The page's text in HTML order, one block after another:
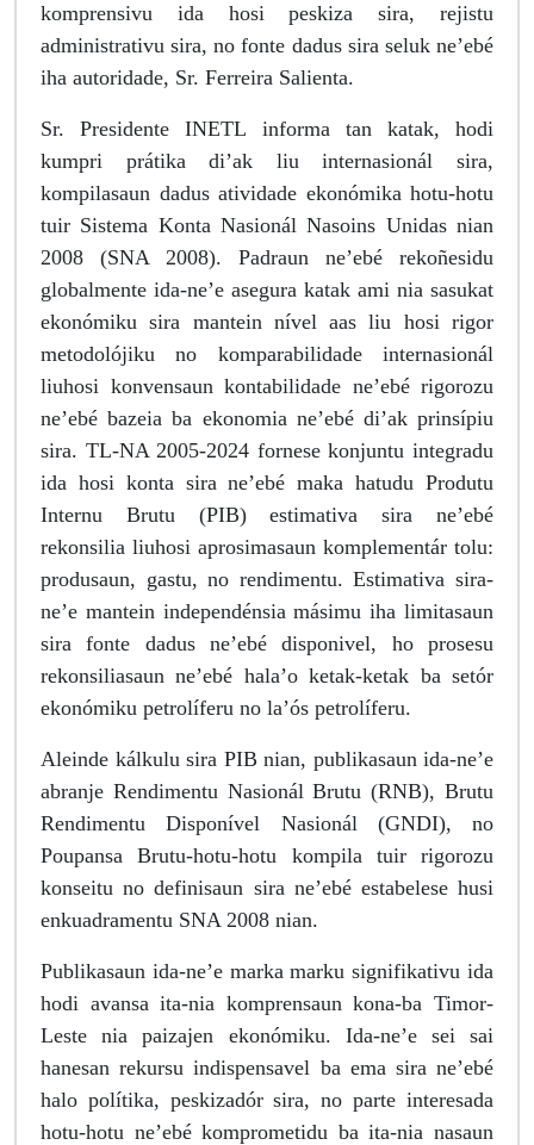
komprensivu ida hosi peskiza sira, rejistu
administrativu sira, no fonte dadus sira seluk ne’ebé
iha autoridade, Sr. Ferreira Salienta.
Sr. Presidente INETL informa tan katak, hodi
kumpri prátika di’ak liu internasionál sira,
kompilasaun dadus atividade ekonómika hotu-hotu
tuir Sistema Konta Nasionál Nasoins Unidas nian
2008 (SNA 2008). Padraun ne’ebé rekoñesidu
globalmente ida-ne’e asegura katak ami nia sasukat
ekonómiku sira mantein nível aas liu hosi rigor
metodolójiku no komparabilidade internasionál
liuhosi konvensaun kontabilidade ne’ebé rigorozu
ne’ebé bazeia ba ekonomia ne’ebé di’ak prinsípiu
sira. TL-NA 2005-2024 fornese konjuntu integradu
ida hosi konta sira ne’ebé maka hatudu Produtu
Internu Brutu (PIB) estimativa sira ne’ebé
rekonsilia liuhosi aprosimasaun komplementár tolu:
produsaun, gastu, no rendimentu. Estimativa sira-
ne’e mantein independénsia másimu iha limitasaun
sira fonte dadus ne’ebé disponivel, ho prosesu
rekonsiliasaun ne’ebé hala’o ketak-ketak ba setór
ekonómiku petrolíferu no la’ós petrolíferu.
Aleinde kálkulu sira PIB nian, publikasaun ida-ne’e
abranje Rendimentu Nasionál Brutu (RNB), Brutu
Rendimentu Disponível Nasionál (GNDI), no
Poupansa Brutu-hotu-hotu kompila tuir rigorozu
konseitu no definisaun sira ne’ebé estabelese husi
enkuadramentu SNA 2008 nian.
Publikasaun ida-ne’e marka marku signifikativu ida
hodi avansa ita-nia komprensaun kona-ba Timor-
Leste nia paizajen ekonómiku. Ida-ne’e sei sai
hanesan rekursu indispensavel ba ema sira ne’ebé
halo polítika, peskizadór sira, no parte interesada
hotu-hotu ne’ebé komprometidu ba ita-nia nasaun